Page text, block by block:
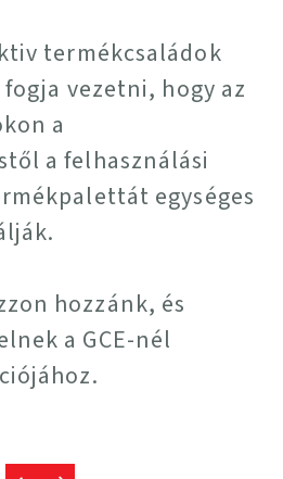
termékcsaládok
vezetni, hogy az
a
a felhasználási
egységes
hozzánk, és
a GCE-nél